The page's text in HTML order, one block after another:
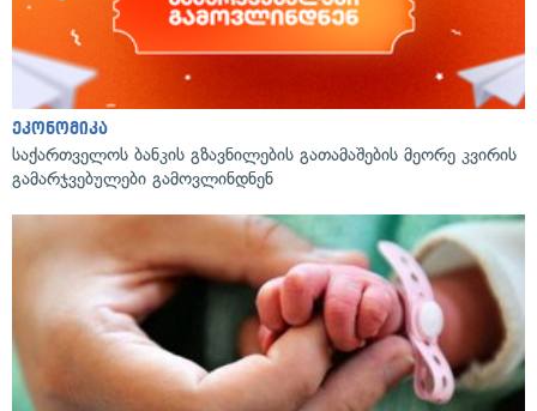
ეკონომიკა
საქართველოს ბანკის გზავნილების გათამაშების მეორე კვირის
გამარჯვებულები გამოვლინდნენ